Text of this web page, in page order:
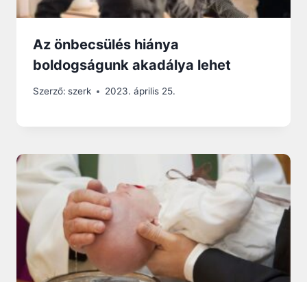
Az önbecsülés hiánya
boldogságunk akadálya lehet
Szerző: szerk 2023. április 25.